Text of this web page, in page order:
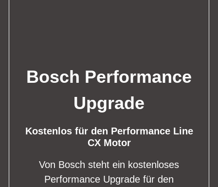
Bosch Performance
Upgrade
Kostenlos für den Performance Line
CX Motor
Von Bosch steht ein kostenloses
Performance Upgrade für den